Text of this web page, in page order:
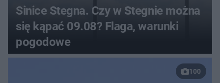
Sinice Stegna. Czy w Stegnie można
się kąpać 09.08? Flaga, warunki
pogodowe
100